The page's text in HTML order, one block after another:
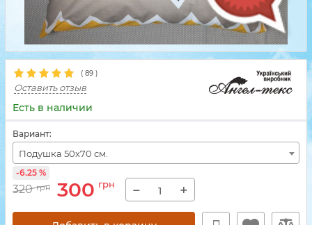
( 89 )
Оставить отзыв
Есть в наличии
Вариант:
Подушка 50х70 см.
320 грн 300 грн
-6.25 %
− +